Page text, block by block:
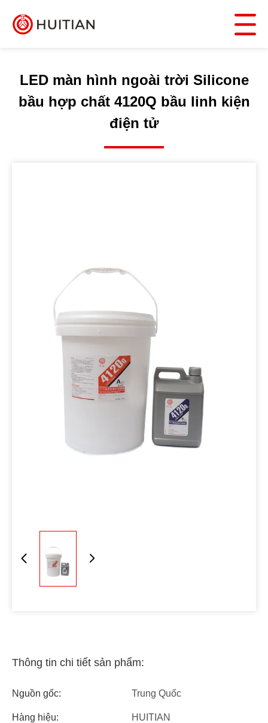
LED màn hình ngoài trời Silicone
bầu hợp chất 4120Q bầu linh kiện
điện tử
Thông tin chi tiết sản phẩm:
Nguồn gốc: Trung Quốc
Hàng hiệu: HUITIAN